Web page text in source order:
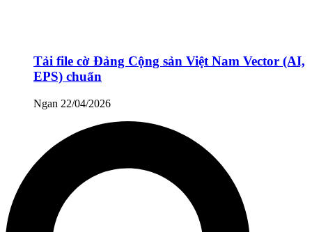
Tải file cờ Đảng Cộng sản Việt Nam Vector (AI,
EPS) chuẩn
Ngan 22/04/2026